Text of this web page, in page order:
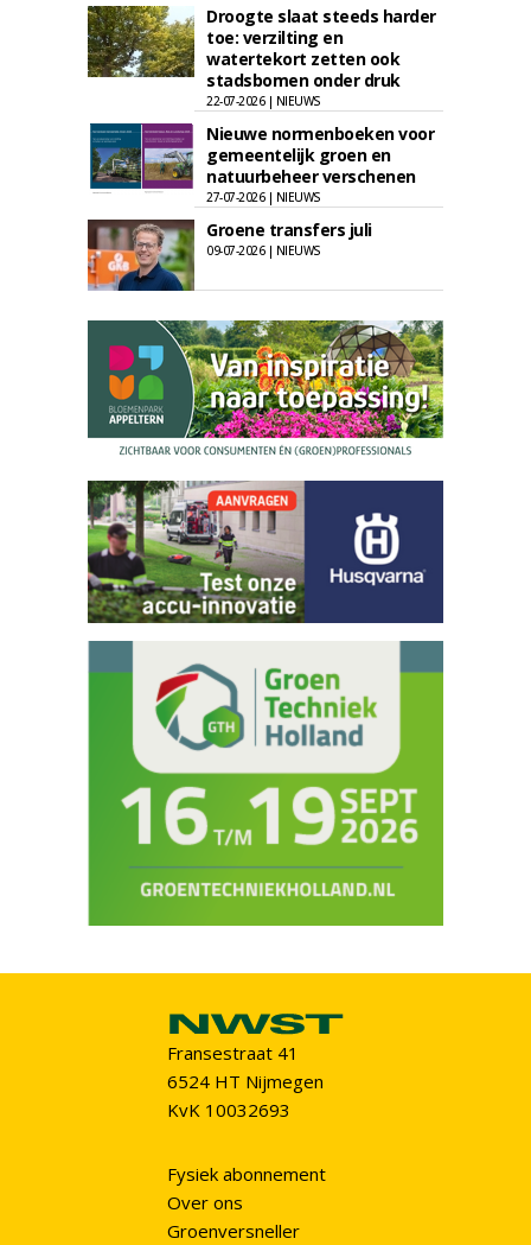
Droogte slaat steeds harder
toe: verzilting en
watertekort zetten ook
stadsbomen onder druk
22-07-2026 | NIEUWS
Nieuwe normenboeken voor
gemeentelijk groen en
natuurbeheer verschenen
27-07-2026 | NIEUWS
Groene transfers juli
09-07-2026 | NIEUWS
Fransestraat 41
6524 HT Nijmegen
KvK 10032693
Fysiek abonnement
Over ons
Groenversneller